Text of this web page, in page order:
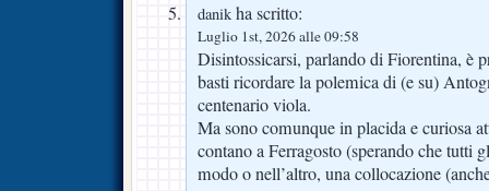
danik ha scritto:
Luglio 1st, 2026 alle 09:58
Disintossicarsi, parlando di Fiorentina, è
basti ricordare la polemica di (e su)
centenario viola.
Ma sono comunque in placida e curiosa
contano a Ferragosto (sperando che tutti
modo o nell’altro, una collocazione